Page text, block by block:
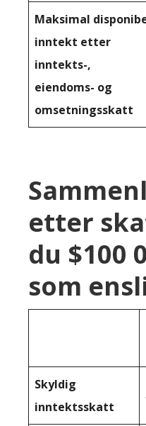
Maksimal
inntekt etter
inntekts-,
eiendoms- og
omsetningsskatt
etter
du $100
som
Skyldig
inntektsskatt